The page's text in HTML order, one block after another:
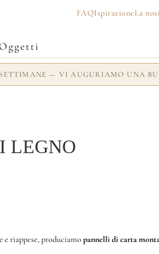
FAQIspirazioneLa
— VI AUGURIAMO UNA
LEGNO
e riappese, produciamopannelli di carta